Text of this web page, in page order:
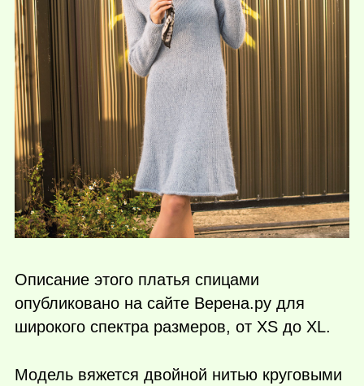
Описание этого платья спицами
опубликовано на сайте Верена.ру для
широкого спектра размеров, от XS до XL.
Модель вяжется двойной нитью круговыми